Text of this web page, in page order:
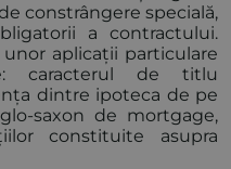
constrângere specială,
a contractului.
aplicații particulare
caracterul de titlu
dintre ipoteca de pe
saxon de mortgage,
constituite asupra